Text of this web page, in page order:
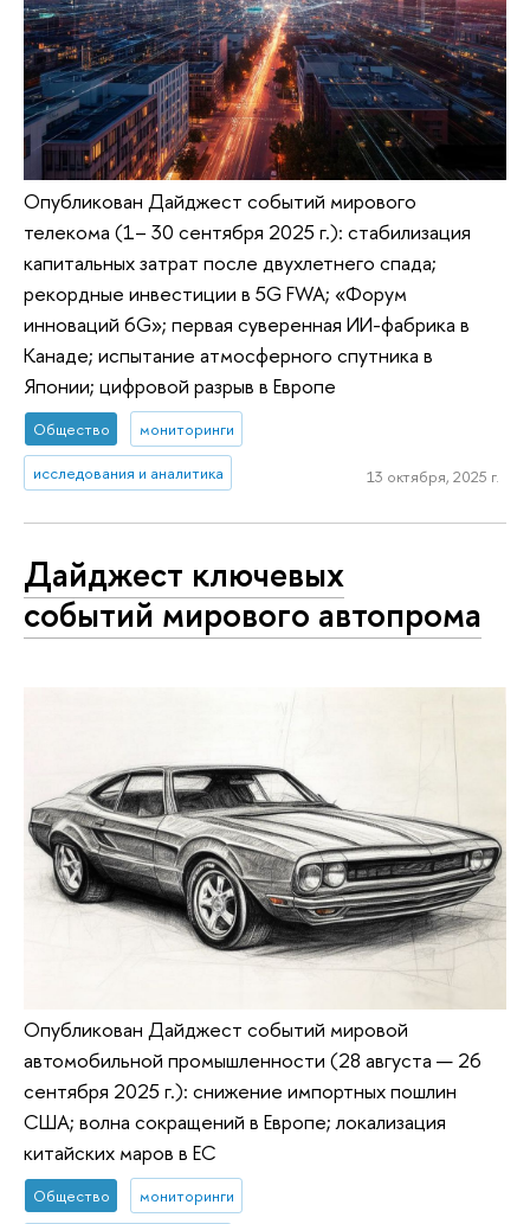
Опубликован Дайджест событий мирового
телекома (1– 30 сентября 2025 г.): стабилизация
капитальных затрат после двухлетнего спада;
рекордные инвестиции в 5G FWA; «Форум
инноваций 6G»; первая суверенная ИИ-фабрика в
Канаде; испытание атмосферного спутника в
Японии; цифровой разрыв в Европе
Общество мониторинги
исследования и аналитика 13 октября, 2025 г.
Дайджест ключевых
событий мирового автопрома
Опубликован Дайджест событий мировой
автомобильной промышленности (28 августа — 26
сентября 2025 г.): снижение импортных пошлин
США; волна сокращений в Европе; локализация
китайских маров в ЕС
Общество мониторинги